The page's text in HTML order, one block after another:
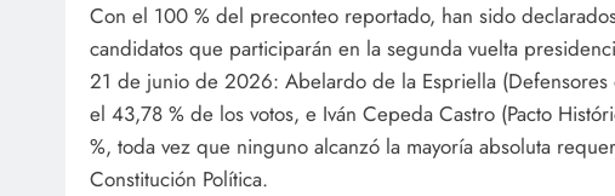
Con el 100 % del preconteo reportado, han sido
candidatos que participarán en la segunda vuelta
21 de junio de 2026: Abelardo de la Espriella (Defensores
el 43,78 % de los votos, e Iván Cepeda Castro (Pacto
%, toda vez que ninguno alcanzó la mayoría absoluta
Constitución Política.